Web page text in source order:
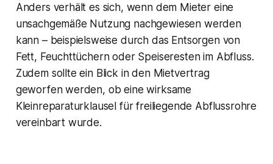
Anders verhält es sich, wenn dem Mieter eine
unsachgemäße Nutzung nachgewiesen werden
kann – beispielsweise durch das Entsorgen von
Fett, Feuchttüchern oder Speiseresten im Abfluss.
Zudem sollte ein Blick in den Mietvertrag
geworfen werden, ob eine wirksame
Kleinreparaturklausel für freiliegende Abflussrohre
vereinbart wurde.